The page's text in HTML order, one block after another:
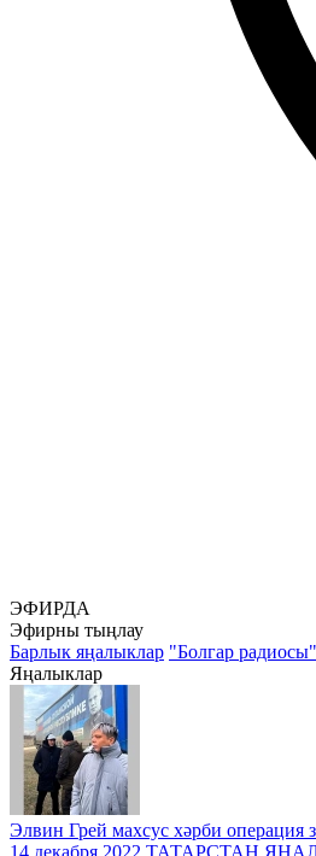
ЭФИРДА
Эфирны тыңлау
Барлык яңалыклар "Болгар
Яңалыклар
Элвин Грей махсус хәрби операция